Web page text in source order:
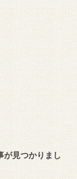
が見つかりまし